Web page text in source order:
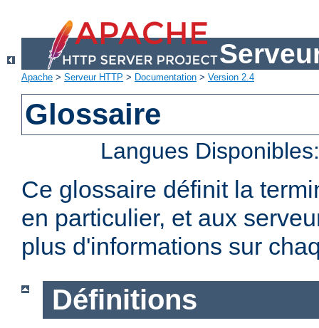
Apache > Serveur HTTP > Documentation > Version 2.4
Glossaire
Langues
Ce glossaire définit la
en particulier, et aux
plus d'informations sur
Définitions